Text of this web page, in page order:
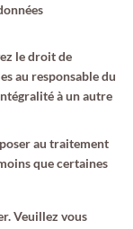
le droit de
au responsable du
à un autre
au traitement
que certaines
Veuillez vous